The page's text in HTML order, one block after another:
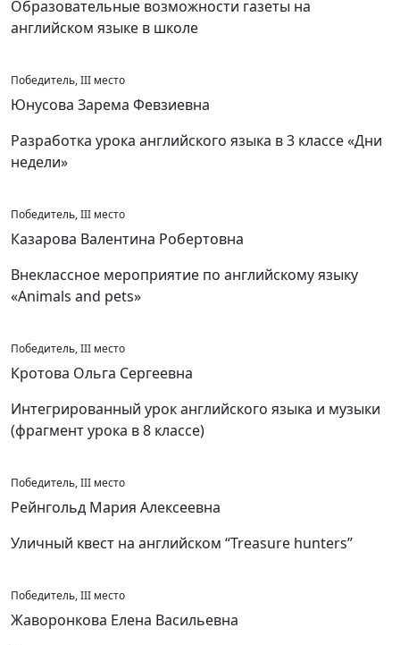
Образовательные возможности газеты на
английском языке в школе
Победитель, III место
Юнусова Зарема Февзиевна
Разработка урока английского языка в 3 классе «Дни
недели»
Победитель, III место
Казарова Валентина Робертовна
Внеклассное мероприятие по английскому языку
«Animals and pets»
Победитель, III место
Кротова Ольга Сергеевна
Интегрированный урок английского языка и музыки
(фрагмент урока в 8 классе)
Победитель, III место
Рейнгольд Мария Алексеевна
Уличный квест на английском “Treasure hunters”
Победитель, III место
Жаворонкова Елена Васильевна